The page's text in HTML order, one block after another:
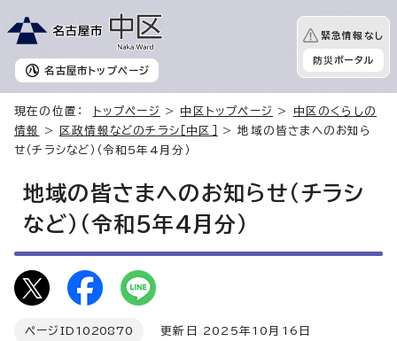
名古屋市 トップページ
緊急情報なし
防災ポータル
現在の位置： トップページ > 中区トップページ >
中区のくらしの
情報
> 区政情報などのチラシ［中区］
> 地域の皆さまへのお知ら
せ（チラシなど）（令和5年4月分）
地域の皆さまへのお知らせ（チラシ
など）（令和5年4月分）
ページID 1020870 更新日 2025年10月16日